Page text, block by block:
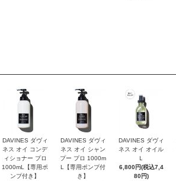
DAVINES ダヴィ
ネス オイ コンデ
ィショナー プロ
1000mL【専用ポ
ンプ付き】
DAVINES ダヴィ
ネス オイ シャン
プー プロ 1000m
L【専用ポンプ付
き】
DAVINES ダヴィ
ネス オイ オイル
Ｌ
6,800円(税込7,4
80円)